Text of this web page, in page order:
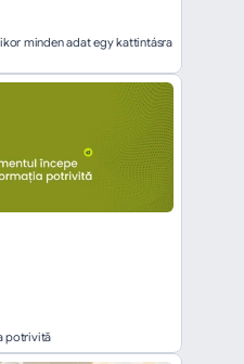
minden adat egy kattintásra
potrivită